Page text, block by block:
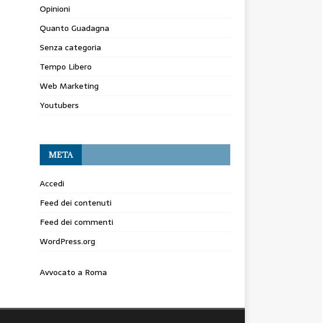
Opinioni
Quanto Guadagna
Senza categoria
Tempo Libero
Web Marketing
Youtubers
META
Accedi
Feed dei contenuti
Feed dei commenti
WordPress.org
Avvocato a Roma